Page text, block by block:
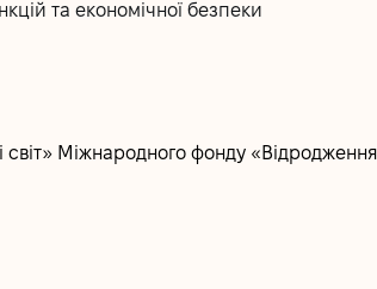
та економічної безпеки
Міжнародного фонду